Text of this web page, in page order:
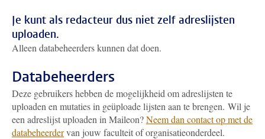
Je kunt als redacteur dus niet zelf adreslijsten
uploaden.
Alleen databeheerders kunnen dat doen.
Databeheerders
Deze gebruikers hebben de mogelijkheid om adreslijsten te
uploaden en mutaties in geüploade lijsten aan te brengen. Wil je
een adreslijst uploaden in Maileon?Neem dan contact op met de
databeheerdervan jouw faculteit of organisatieonderdeel.